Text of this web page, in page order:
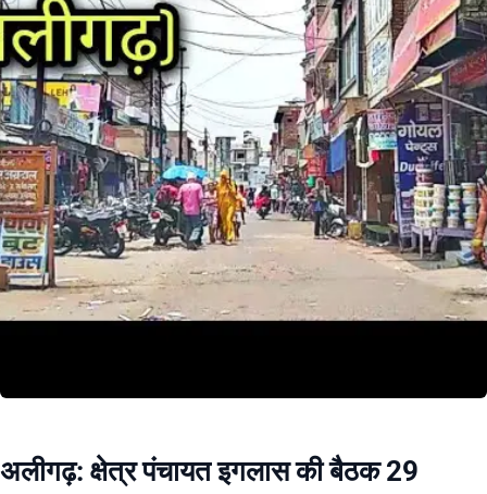
अलीगढ़: क्षेत्र पंचायत इगलास की बैठक 29